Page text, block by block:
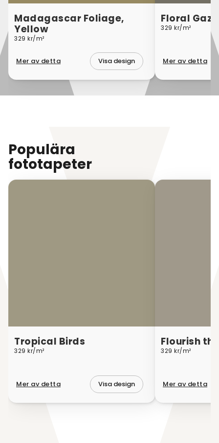
Madagascar Foliage,
Yellow
329 kr/m²
Mer av detta Visa design
Floral
329 kr/m²
Mer av detta
Populära
fototapeter
Tropical Birds
329 kr/m²
Mer av detta Visa design
Flourish
329 kr/m²
Mer av detta